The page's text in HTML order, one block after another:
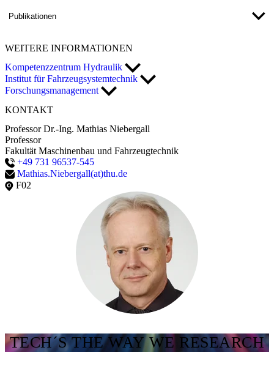
Aktuell wird erforscht, wie hydraulische Komponenten durch
wird an der Entwicklung von hydraulischen Hochleistungsmuskeln
geforscht, die ein deutlich höheres Druckniveau sowie eine höhere
Kraftdichte als bekannte künstliche Muskeln haben.
Publikationen
WEITERE INFORMATIONEN
Kompetenzzentrum Hydraulik
Institut für Fahrzeugsystemtechnik
Forschungsmanagement
KONTAKT
Professor Dr.-Ing. Mathias Niebergall
Professor
Fakultät Maschinenbau und Fahrzeugtechnik
+49 731 96537-545
Mathias.Niebergall(at)thu.de
F02
TECH´S THE WAY WE RESEARCH